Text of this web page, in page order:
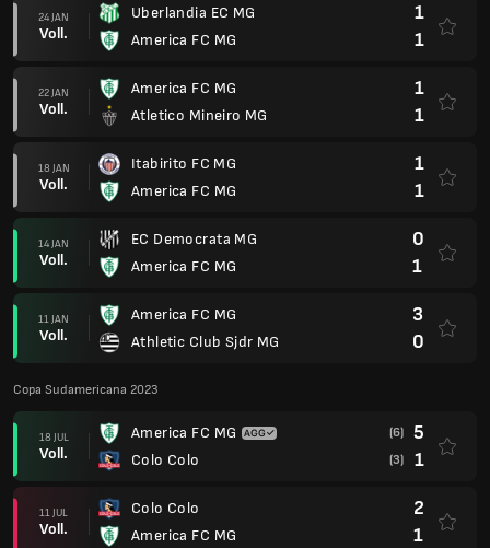
24 JAN
Voll.
Uberlandia EC MG
America FC MG
1
1
22 JAN
Voll.
America FC MG
Atletico Mineiro MG
1
1
18 JAN
Voll.
Itabirito FC MG
America FC MG
1
1
14 JAN
Voll.
EC Democrata MG
America FC MG
0
1
11 JAN
Voll.
America FC MG
Athletic Club Sjdr MG
3
0
Copa Sudamericana 2023
18 JUL
Voll.
America FC MG
Colo Colo
(6) 5
(3) 1
11 JUL
Voll.
Colo Colo
America FC MG
2
1